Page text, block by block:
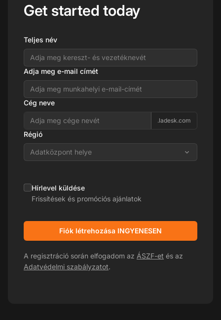
Get started today
Teljes név
Adja meg e-mail címét
Cég neve
.ladesk.com
Régió
Adatközpont helye
Hírlevel küldése
Frissítések és promóciós ajánlatok
Fiók létrehozása INGYENESEN
A regisztráció során elfogadom az ÁSZF-et és az
Adatvédelmi szabályzatot.